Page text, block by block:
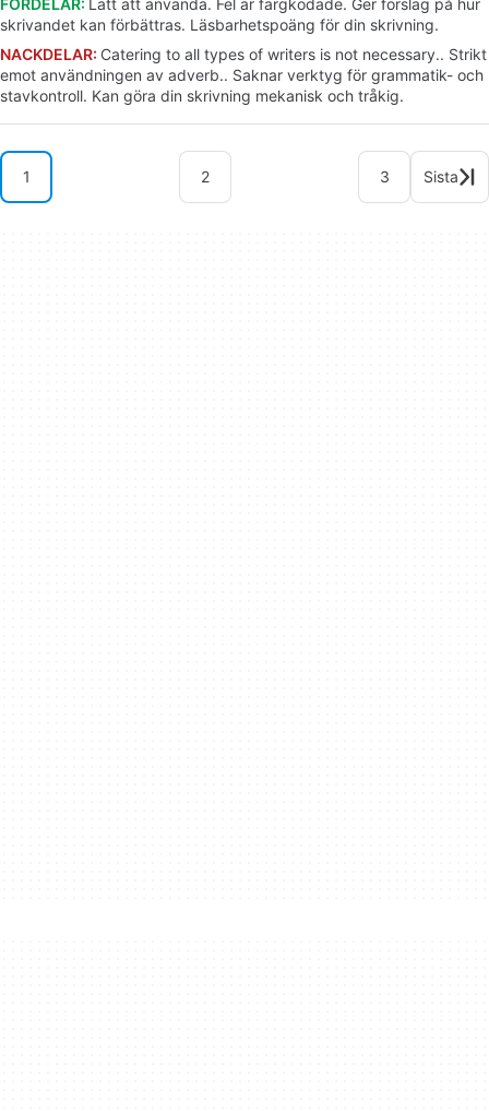
FÖRDELAR:
Lätt att använda. Fel är färgkodade. Ger förslag på hur
skrivandet kan förbättras. Läsbarhetspoäng för din skrivning.
NACKDELAR: Catering to all types of writers is not necessary.. Strikt
emot användningen av adverb.. Saknar verktyg för grammatik- och
stavkontroll. Kan göra din skrivning mekanisk och tråkig.
1 2 3 Sista